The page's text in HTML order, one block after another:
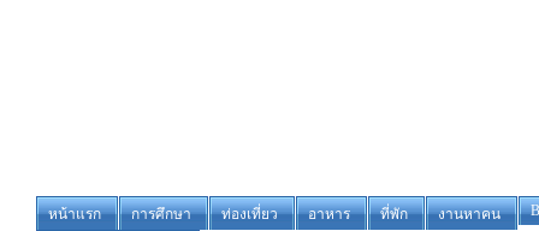
หน้าแรก การศึกษา ท่องเที่ยว อาหาร ที่พัก งานหาคน